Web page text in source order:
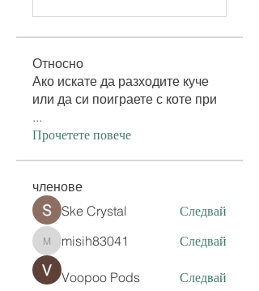
Относно
Ако искате да разходите куче
или да си поиграете с коте при
...
Прочетете повече
членове
Ske Crystal Следвай
misih83041
misih83041 Следвай
Voopoo Pods Следвай